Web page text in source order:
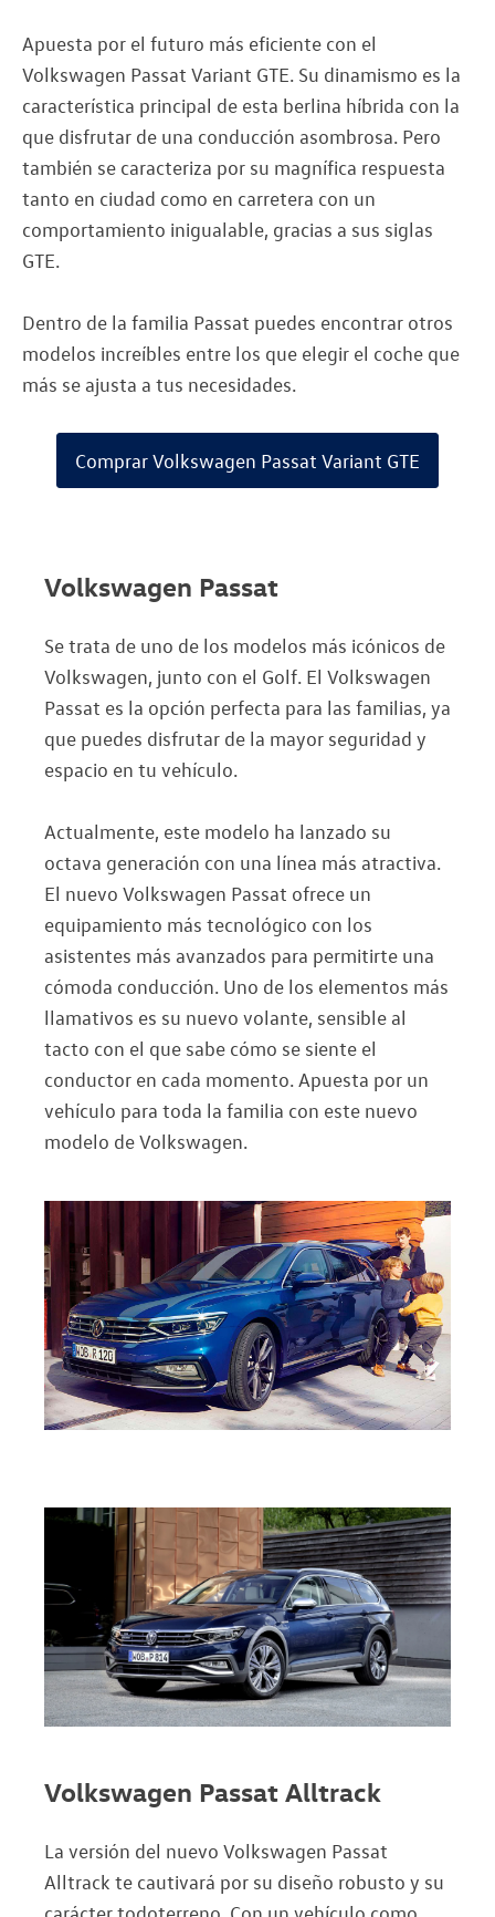
Apuesta por el futuro más eficiente con el
Volkswagen Passat Variant GTE. Su dinamismo es la
característica principal de esta berlina híbrida con la
que disfrutar de una conducción asombrosa. Pero
también se caracteriza por su magnífica respuesta
tanto en ciudad como en carretera con un
comportamiento inigualable, gracias a sus siglas
GTE.
Dentro de la familia Passat puedes encontrar otros
modelos increíbles entre los que elegir el coche que
más se ajusta a tus necesidades.
Comprar Volkswagen Passat Variant GTE
Volkswagen Passat
Se trata de uno de los modelos más icónicos de
Volkswagen, junto con el Golf. El Volkswagen
Passat es la opción perfecta para las familias, ya
que puedes disfrutar de la mayor seguridad y
espacio en tu vehículo.
Actualmente, este modelo ha lanzado su
octava generación con una línea más atractiva.
El nuevo Volkswagen Passat ofrece un
equipamiento más tecnológico con los
asistentes más avanzados para permitirte una
cómoda conducción. Uno de los elementos más
llamativos es su nuevo volante, sensible al
tacto con el que sabe cómo se siente el
conductor en cada momento. Apuesta por un
vehículo para toda la familia con este nuevo
modelo de Volkswagen.
Volkswagen Passat Alltrack
La versión del nuevo Volkswagen Passat
Alltrack te cautivará por su diseño robusto y su